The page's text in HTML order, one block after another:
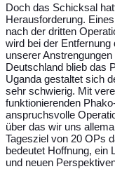
Doch das Schicksal
Herausforderung.
nach der dritten
wird bei der Entfernung
unserer
Deutschland blieb das
Uganda gestaltet sich
sehr schwierig. Mit
funktionierenden
anspruchsvolle
über das wir uns
Tagesziel von 20 OPs
bedeutet Hoffnung, ein
und neuen